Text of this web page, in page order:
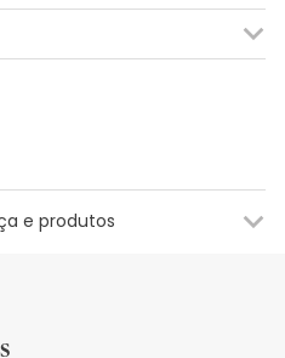
e produtos